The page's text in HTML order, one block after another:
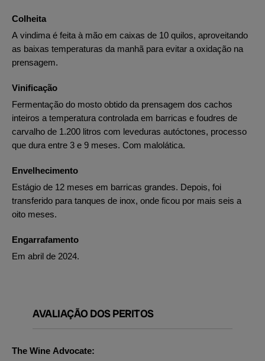
Colheita
A vindima é feita à mão em caixas de 10 quilos, aproveitando
as baixas temperaturas da manhã para evitar a oxidação na
prensagem.
Vinificação
Fermentação do mosto obtido da prensagem dos cachos
inteiros a temperatura controlada em barricas e foudres de
carvalho de 1.200 litros com leveduras autóctones, processo
que dura entre 3 e 9 meses. Com malolática.
Envelhecimento
Estágio de 12 meses em barricas grandes. Depois, foi
transferido para tanques de inox, onde ficou por mais seis a
oito meses.
Engarrafamento
Em abril de 2024.
AVALIAÇÃO DOS PERITOS
The Wine Advocate: